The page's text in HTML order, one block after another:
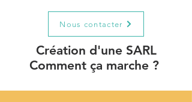
Nous contacter
Création d'une SARL
Comment ça marche ?